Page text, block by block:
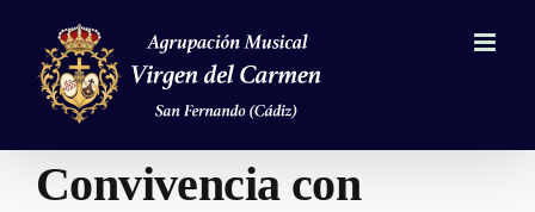
contenido
Convivencia con